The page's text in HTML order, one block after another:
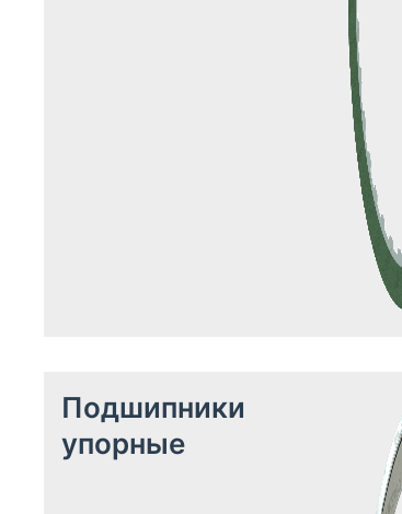
Подшипники
упорные